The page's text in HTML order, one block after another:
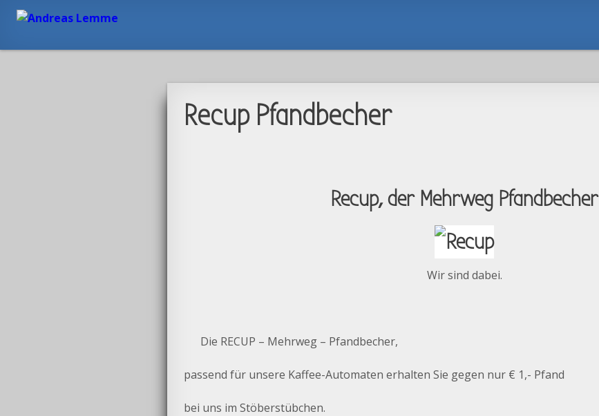
Recup Pfandbecher
Recup, der Mehrweg Pfandbecher
Wir sind dabei.
Die RECUP – Mehrweg – Pfandbecher,
passend für unsere Kaffee-Automaten erhalten Sie gegen nur € 1,- Pfand
bei uns im Stöberstübchen.